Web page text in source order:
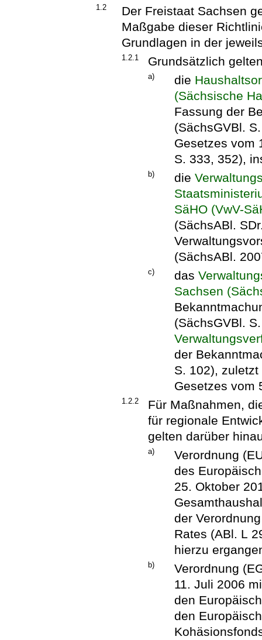
1.2
Der Freistaat Sachsen
Maßgabe dieser
Grundlagen in der
1.2.1 Grundsätzlich
a) die
(Sächsische
Fassung der
(SächsGVBl.
Gesetzes vom
S. 333, 352),
b) die
SäHO (VwV-
(SächsABl.
(SächsABl.
c) das
Sachsen
(SächsGVBl.
der
S. 102),
Gesetzes vom
1.2.2
Für Maßnahmen,
für regionale
gelten darüber
a)
Verordnung
des
25. Oktober
der
Rates (ABl. L
hierzu
b)
Verordnung
11. Juli 2006
den
den